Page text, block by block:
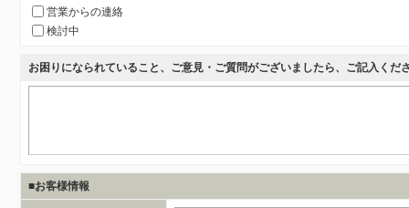
営業からの連絡
検討中
お困りになられていること、ご意見・ご質問がございましたら、ご記入くだ
■お客様情報